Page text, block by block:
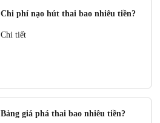
Chi phí nạo hút thai bao nhiêu tiền?
Chi tiết
Bảng giá phá thai bao nhiêu tiền?